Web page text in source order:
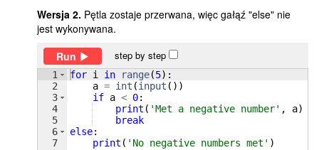
Wersja 2. Pętla zostaje przerwana, więc gałąź "else" nie
jest wykonywana.
Run
step by step
1
2
3
4
5
6
7
for i in range(5) :
a = int (input ( ))
if a < 0:
print ( 'Met a negative number' , a)
break
else:
print ( 'No negative numbers met' )